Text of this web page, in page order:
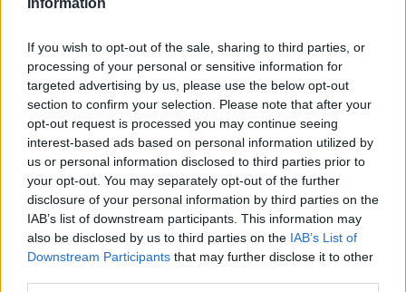
If you wish to opt-out of the sale, sharing to third parties, or
processing of your personal or sensitive information for
targeted advertising by us, please use the below opt-out
section to confirm your selection. Please note that after your
opt-out request is processed you may continue seeing
interest-based ads based on personal information utilized by
us or personal information disclosed to third parties prior to
your opt-out. You may separately opt-out of the further
disclosure of your personal information by third parties on the
IAB’s list of downstream participants. This information may
also be disclosed by us to third parties on the IAB’s List of
Downstream Participants that may further disclose it to other
kis másodperckörös fehér
számlap dátumkijelzéssel,
vízálló tok zafír
kristályüveggel, automata
szerkezet (Eta 7750). Jelzett:
Longines, referenciaszám:
L36014, sorozatszám:
26252632 Átmérő: 40 mm
Tanúsítvánnyal
Kikiáltási ár: 240 000Ft
Aukció:
BÁV Karácsonyi Online
Aukció
Aukció időpontja: 2020-12-10
17:00
MEGTEKINTEM
kifordítható óratok és
csatvég, bőrszíj, arab
számos ezüst számlap
kékített mutatókkal, vízálló
tok zafírkristályüveggel, kézi
felhúzású szerkezet (c846)
40 órás járástartalékkal,
bruttó 34,4 g. Jelzett: Jaeger
Le Coultre Reverso, refe
Kikiáltási ár: 900 000
BÁV Karácsonyi Online
Aukció
Aukció időpontja: 2020-12-10
17:00
MEGTEKINTEM